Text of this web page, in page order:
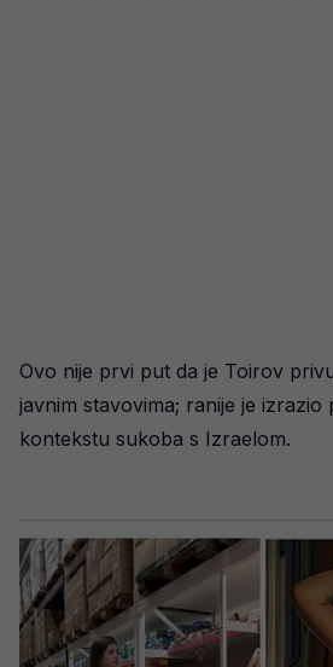
Ovo nije prvi put da je Toirov
javnim stavovima; ranije je izrazio
kontekstu sukoba s Izraelom.